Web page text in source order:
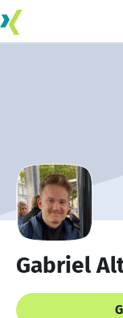
Gabriel